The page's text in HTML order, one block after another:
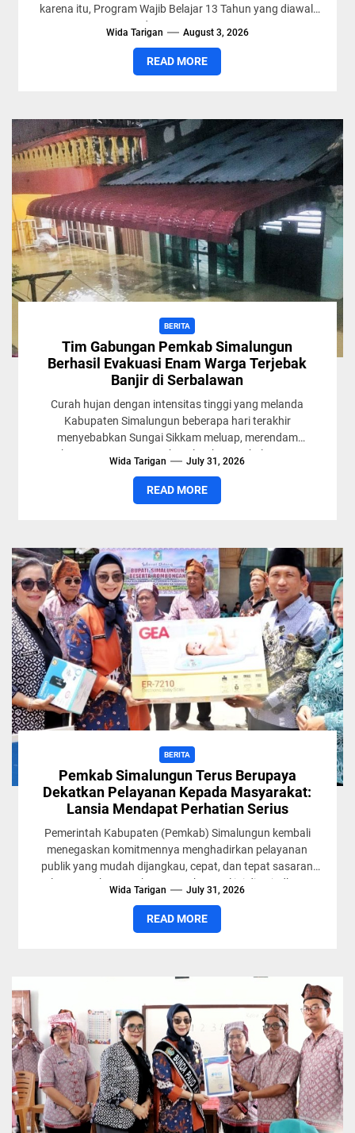
karena itu, Program Wajib Belajar 13 Tahun yang diawali
dengan satu...
Wida Tarigan August 3, 2026
READ MORE
BERITA
Tim Gabungan Pemkab Simalungun
Berhasil Evakuasi Enam Warga Terjebak
Banjir di Serbalawan
Curah hujan dengan intensitas tinggi yang melanda
Kabupaten Simalungun beberapa hari terakhir
menyebabkan Sungai Sikkam meluap, merendam
kawasan Pasar Bawah, Kelurahan Serbelawan,
Wida Tarigan July 31, 2026
READ MORE
BERITA
Pemkab Simalungun Terus Berupaya
Dekatkan Pelayanan Kepada Masyarakat:
Lansia Mendapat Perhatian Serius
Pemerintah Kabupaten (Pemkab) Simalungun kembali
menegaskan komitmennya menghadirkan pelayanan
publik yang mudah dijangkau, cepat, dan tepat sasaran
langsung ke tengah masyarakat. Hal ini diwujudkan
Wida Tarigan July 31, 2026
READ MORE